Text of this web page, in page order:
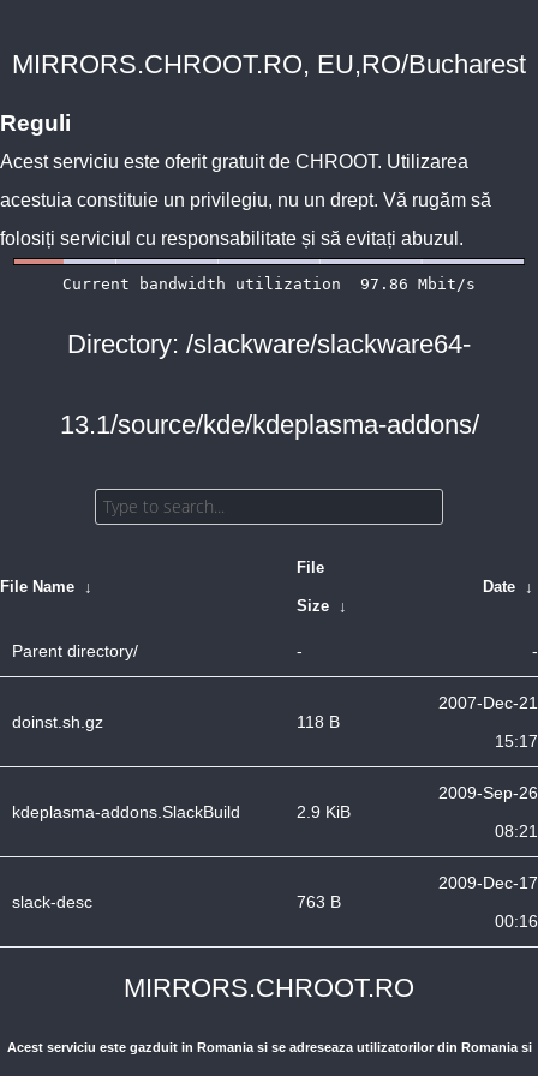
MIRRORS.CHROOT.RO, EU,RO/Bucharest
Reguli
Acest serviciu este oferit gratuit de CHROOT. Utilizarea
acestuia constituie un privilegiu, nu un drept. Vă rugăm să
folosiți serviciul cu responsabilitate și să evitați abuzul.
Directory: /slackware/slackware64-
13.1/source/kde/kdeplasma-addons/
File Name ↓
File
Size ↓
Date ↓
Parent directory/ - -
doinst.sh.gz 118 B
2007-Dec-21
15:17
kdeplasma-addons.SlackBuild 2.9 KiB
2009-Sep-26
08:21
slack-desc 763 B
2009-Dec-17
00:16
MIRRORS.CHROOT.RO
Acest serviciu este gazduit in Romania si se adreseaza utilizatorilor din Romania si